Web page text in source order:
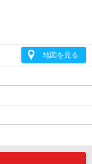
地図を見る